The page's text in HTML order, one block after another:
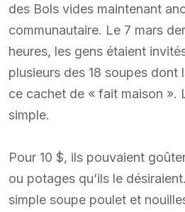
des Bols vides maintenant
communautaire. Le 7 mars
heures, les gens étaient
plusieurs des 18 soupes dont
ce cachet de « fait maison ».
simple.
Pour 10 $, ils pouvaient
ou potages qu’ils le
simple soupe poulet et